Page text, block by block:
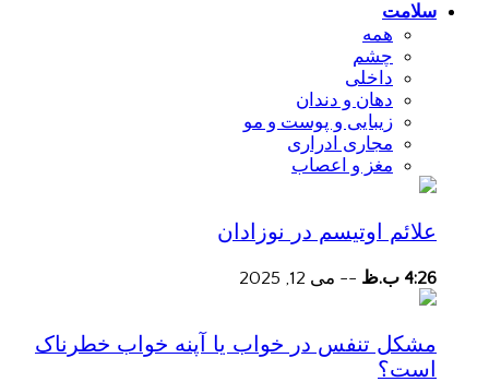
سلامت
همه
چشم
داخلی
دهان و دندان
زیبایی و پوست و مو
مجاری ادراری
مغز و اعصاب
علائم اوتیسم در نوزادان
4:26 ب.ظ -- می 12, 2025
مشکل تنفس در خواب یا آپنه خواب خطرناک
است؟